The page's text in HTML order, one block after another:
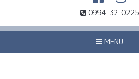
0994-32-0225
MENU